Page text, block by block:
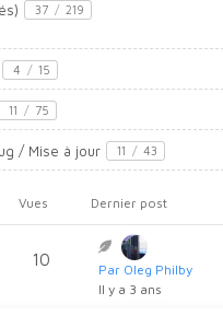
37 / 219
4 / 15
11 / 75
/ Mise à jour 11 / 43
Vues Dernier post
10
Par Oleg Philby
Il y a 3 ans